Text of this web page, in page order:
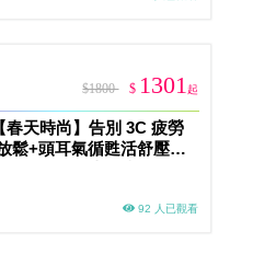
$1800 $ 1301起
春天時尚】告別 3C 疲勞
鬆+頭耳氣循甦活舒壓課
92 人已觀看